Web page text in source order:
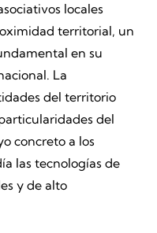
locales
territorial, un
en su
La
del territorio
del
concreto a los
las tecnologías de
y de alto